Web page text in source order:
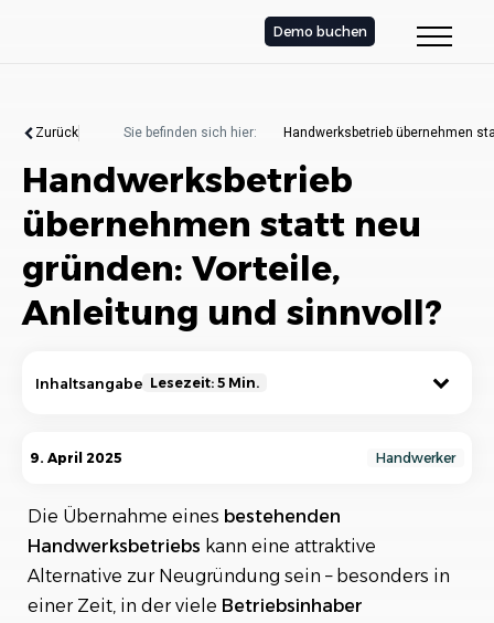
Demo buchen
Zurück Sie befinden sich hier: Handwerksbetrieb übernehmen
Handwerksbetrieb
übernehmen statt neu
gründen: Vorteile,
Anleitung und sinnvoll?
Inhaltsangabe Lesezeit: 5 Min.
Warum einen bestehenden Handwerksbetrieb
übernehmen? Die Vorteile im Überblick
Schritt-für-Schritt-Anleitung: So läuft die
Übernahme eines Handwerksbetriebs ab
Ist eine Betriebsübernahme immer sinnvoll? Für
wen sich das Modell eignet
9. April 2025 Handwerker
Die Übernahme eines bestehenden
Handwerksbetriebs kann eine attraktive
Alternative zur Neugründung sein – besonders in
einer Zeit, in der viele Betriebsinhaber